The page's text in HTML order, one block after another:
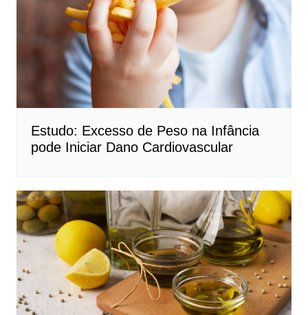
Estudo: Excesso de Peso na Infância
pode Iniciar Dano Cardiovascular